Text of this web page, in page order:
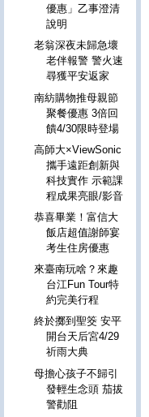
優惠」乙事澄清
說明
老翁深夜未歸急壞
老伴報警 警火速
尋獲平安返家
南紡購物推母親節
聚餐優惠 3倍回
饋4/30限時登場
高師大×ViewSonic
攜手遠距創新與
科技實作 示範課
程成果亮眼/影音
恭喜畢業！富信大
飯店超值謝師宴
考生住房優惠
來臺南玩啥？來趣
台江Fun Tour特
約完美行程
終於擲到聖筊 安平
開台天后宮4/29
祈雨大典
母擔心孩子不歸引
發輕生念頭 茄拔
警勸阻